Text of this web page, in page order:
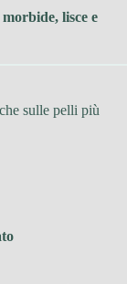
morbide, lisce e
sulle pelli più